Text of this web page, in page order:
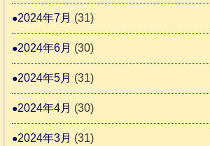
2024年7月 (31)
2024年6月 (30)
2024年5月 (31)
2024年4月 (30)
2024年3月 (31)